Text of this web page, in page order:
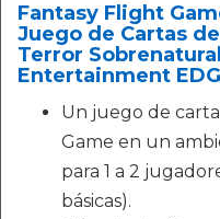
Fantasy Flight
Juego de Cartas
Terror
Entertainment
Un juego de
Game en un
para 1 a 2
básicas).